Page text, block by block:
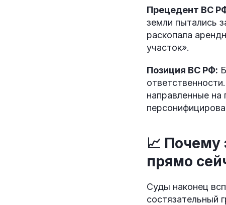
Прецедент ВС
земли пытались
раскопала
участок».
Позиция ВС РФ:
направленные на
📈 Почему
прямо
Суды наконец
состязательный